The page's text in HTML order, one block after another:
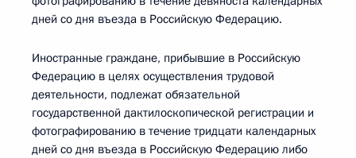
дней со дня въезда в Российскую Федерацию.
Иностранные граждане, прибывшие в Российскую
Федерацию в целях осуществления трудовой
деятельности, подлежат обязательной
государственной дактилоскопической регистрации и
фотографированию в течение тридцати календарных
дней со дня въезда в Российскую Федерацию либо